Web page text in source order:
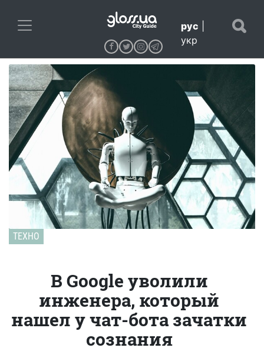
рус
укр
ТЕХНО
В Google уволили
инженера, который
нашел у чат-бота зачатки
сознания